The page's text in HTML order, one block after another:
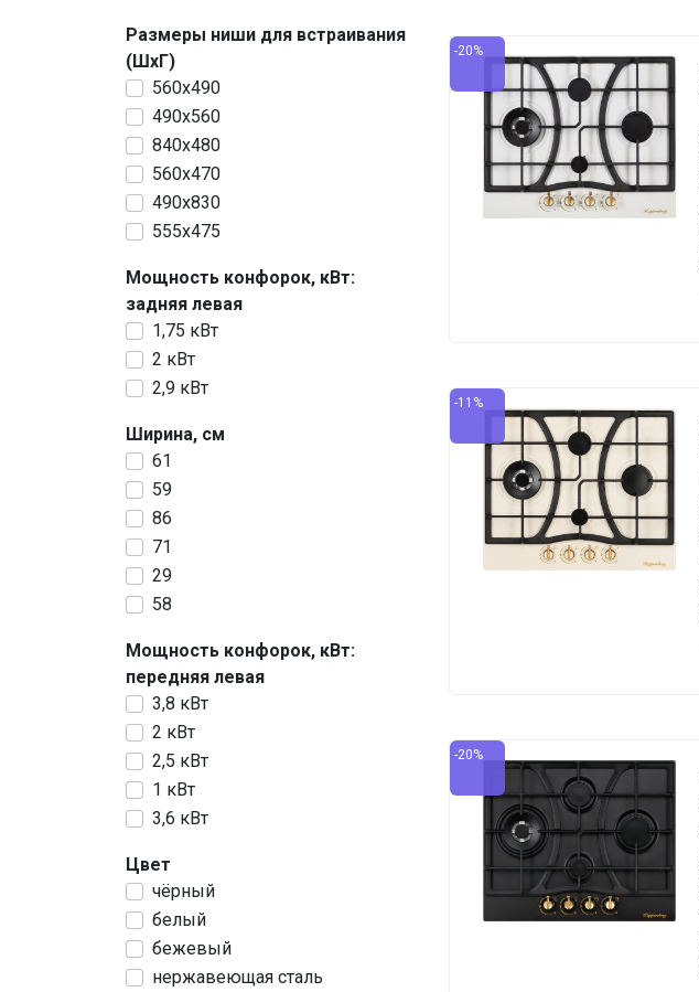
Размеры ниши для встраивания
(ШхГ)
560х490
490х560
840х480
560х470
490х830
555х475
Мощность конфорок, кВт:
задняя левая
1,75 кВт
2 кВт
2,9 кВт
Ширина, см
61
59
86
71
29
58
Мощность конфорок, кВт:
передняя левая
3,8 кВт
2 кВт
2,5 кВт
1 кВт
3,6 кВт
Цвет
чёрный
белый
бежевый
нержавеющая сталь
-20%
-11%
-20%